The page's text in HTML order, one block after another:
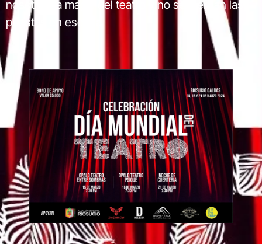
nosotros la magia del teatro y no se pierdan las
puestas en escena